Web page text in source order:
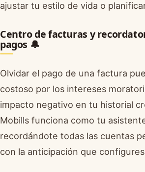
ajustar tu estilo de vida o
Centro de facturas y
pagos 🔔
Olvidar el pago de una factura
costoso por los intereses
impacto negativo en tu historial
Mobills funciona como tu
recordándote todas las cuentas
con la anticipación que